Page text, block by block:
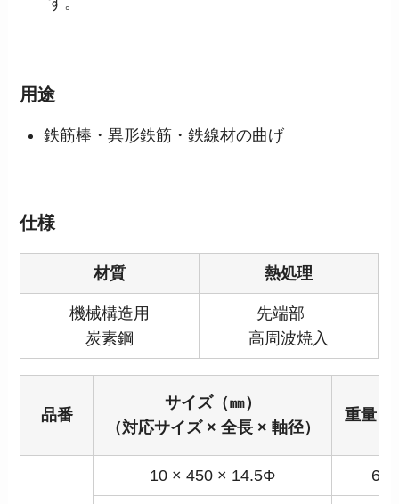
用途
鉄筋棒・異形鉄筋・鉄線材の曲げ
仕様
材質 熱処理
機械構造用
炭素鋼
先端部
高周波焼入
品番
サイズ（㎜）
（対応サイズ × 全長 × 軸径）
重量（
10 × 450 × 14.5Φ 650